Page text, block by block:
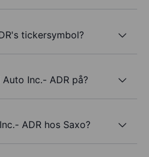
tickersymbol?
Inc.- ADR på?
ADR hos Saxo?